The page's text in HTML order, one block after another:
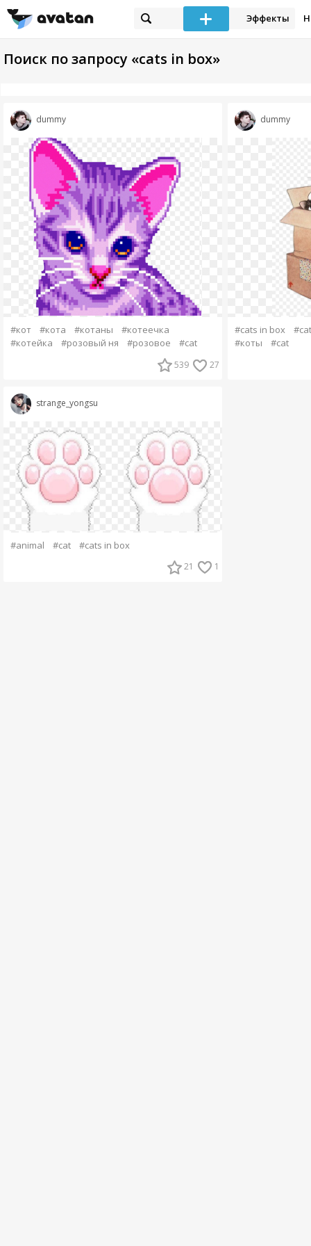
Эффекты
Поиск по запросу «cats in box»
dummy
#кот #кота #котаны
#котеечка
#котейка
#розовый ня #розовое #cat
539 27
strange_yongsu
#animal #cat #cats in box
21 1
dummy
#cats in box
#коты
#cat